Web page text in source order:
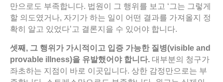
만으로도 부족합니다. 법원이 그 행위를 보고 ‘그는 그렇게
할 의도였거나, 자기가 하는 일이 어떤 결과를 가져올지 정
확히 알고 있었다’고 결론지을 수 있어야 합니다.
셋째, 그 행위가 가시적이고 입증 가능한 질병(visible and
provable illness)을 유발했어야 합니다. 대부분의 청구가
좌초하는 지점이 바로 이곳입니다. 상한 감정만으로는 부